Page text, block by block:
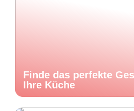
Finde das perfekte
Ihre Küche